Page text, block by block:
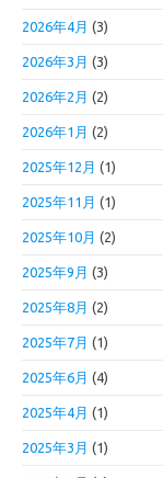
2026年4月 (3)
2026年3月 (3)
2026年2月 (2)
2026年1月 (2)
2025年12月 (1)
2025年11月 (1)
2025年10月 (2)
2025年9月 (3)
2025年8月 (2)
2025年7月 (1)
2025年6月 (4)
2025年4月 (1)
2025年3月 (1)